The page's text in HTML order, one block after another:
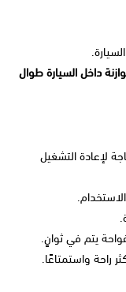
داخل السيارة طوال
لإعادة التشغيل
يتم في ثوانٍ.
راحة واستمتاعًا.